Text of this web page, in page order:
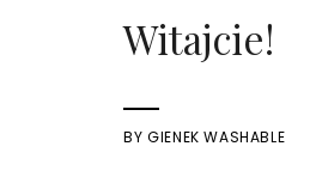
Witajcie!
BYGIENEK WASHABLE